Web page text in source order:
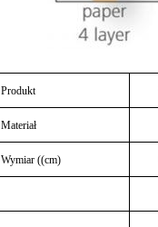
Produkt
Materiał
Wymiar ((cm)